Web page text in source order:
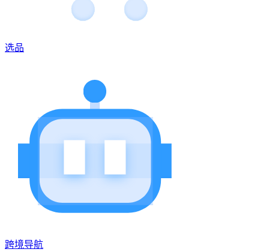
选品
跨境导航